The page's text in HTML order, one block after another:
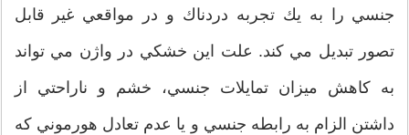
جنسي را به يك تجربه دردناك و در مواقعي غير قابل
تصور تبديل مي كند. علت اين خشكي در واژن مي تواند
به كاهش ميزان تمايلات جنسي، خشم و ناراحتي از
داشتن الزام به رابطه جنسي و يا عدم تعادل هورموني كه